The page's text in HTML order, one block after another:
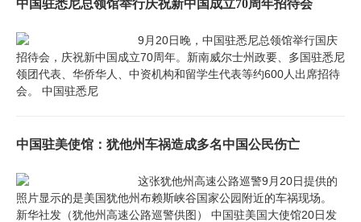
中国驻悉尼总领馆举行庆祝新中国成立70周年招待会
9月20日晚，中国驻悉尼总领馆举行国庆
招待会，庆祝新中国成立70周年。新南威尔士州政要、多国驻悉尼
领团代表、华侨华人、中资机构和留学生代表等约600人出席招待
会。 中国驻悉尼
中国驻美使馆：犹他州车祸造成多名中国公民伤亡
这张犹他州高速公路巡警9月20日提供的
照片显示的是美国犹他州布赖斯峡谷国家公园附近的车祸现场。
新华社发（犹他州高速公路巡警供图） 中国驻美国大使馆20日发